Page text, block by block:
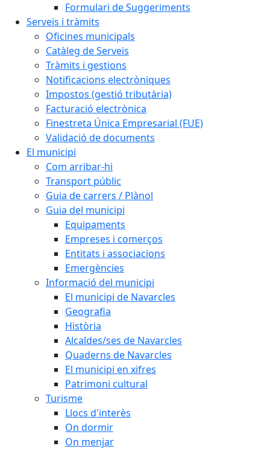
Formulari de Suggeriments
Serveis i tràmits
Oficines municipals
Catàleg de Serveis
Tràmits i gestions
Notificacions electròniques
Impostos (gestió tributària)
Facturació electrònica
Finestreta Única Empresarial (FUE)
Validació de documents
El municipi
Com arribar-hi
Transport públic
Guia de carrers / Plànol
Guia del municipi
Equipaments
Empreses i comerços
Entitats i associacions
Emergències
Informació del municipi
El municipi de Navarcles
Geografia
Història
Alcaldes/ses de Navarcles
Quaderns de Navarcles
El municipi en xifres
Patrimoni cultural
Turisme
Llocs d'interès
On dormir
On menjar